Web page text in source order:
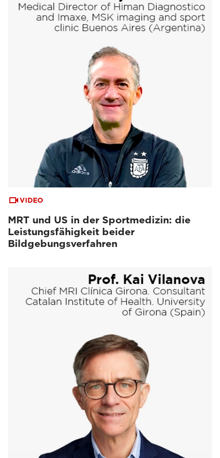
VIDEO
MRT und US in der Sportmedizin: die
Leistungsfähigkeit beider
Bildgebungsverfahren